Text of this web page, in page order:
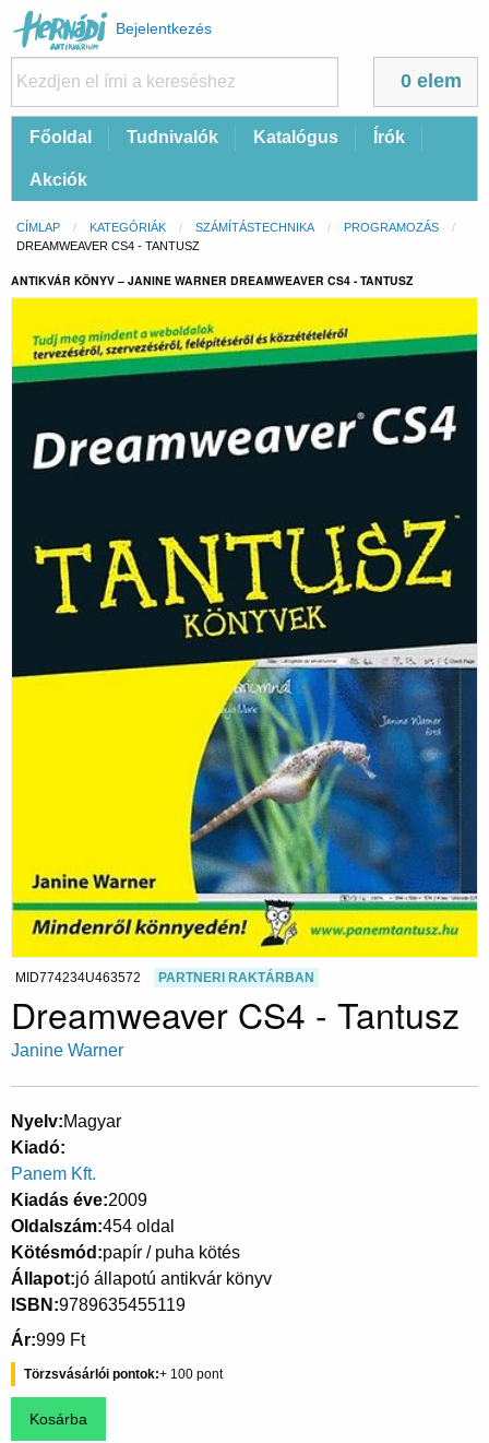
Felhasználói
fiók
menüje
Bejelentkezés
0 elem
FőFőoldal Tudnivalók Katalógus Írók
Akciók
Morzsa
CÍMLAP KATEGÓRIÁK SZÁMÍTÁSTECHNIKA
PROGRAMOZÁS
CURRENT:
DREAMWEAVER CS4 - TANTUSZ
ANTIKVÁR KÖNYV – JANINE WARNER DREAMWEAVER CS4 - TANTUSZ
MID774234U463572 PARTNERI RAKTÁRBAN
Dreamweaver CS4 - Tantusz
Janine Warner
Nyelv Magyar
Kiadó
Panem Kft.
Kiadás éve 2009
Oldalszám 454 oldal
Kötésmód papír / puha kötés
Állapot jó állapotú antikvár könyv
ISBN 9789635455119
Ár 999 Ft
Törzsvásárlói pontok 100